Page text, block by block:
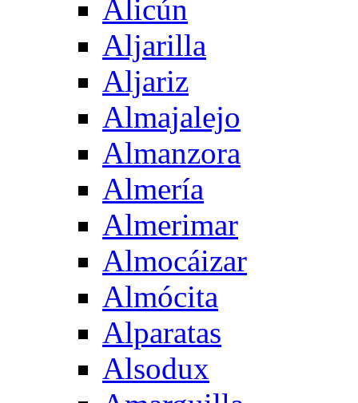
Alicún
Aljarilla
Aljariz
Almajalejo
Almanzora
Almería
Almerimar
Almocáizar
Almócita
Alparatas
Alsodux